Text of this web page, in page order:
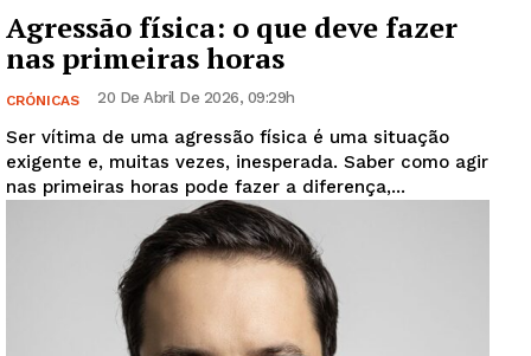
Guimarães, agora!
Institucional
Edição Digital
Agressão física: o que deve fazer
nas primeiras horas
CRÓNICAS 20 De Abril De 2026, 09:29h
Ser vítima de uma agressão física é uma situação
exigente e, muitas vezes, inesperada. Saber como agir
nas primeiras horas pode fazer a diferença,...